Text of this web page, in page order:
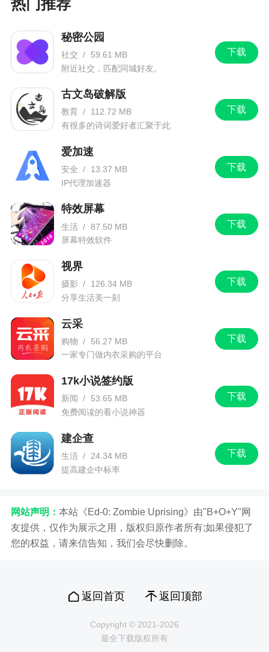
热门推荐
下载
秘密公园
社交 /
59.61 MB
附近社交，匹配同城好友。
下载
古文岛破解版
教育 /
112.72 MB
有很多的诗词爱好者汇聚于此
下载
爱加速
安全 /
13.37 MB
IP代理加速器
下载
特效屏幕
生活 / 87.50 MB
屏幕特效软件
下载
视界
摄影 /
126.34 MB
分享生活美一刻
下载
云采
购物 /
56.27 MB
一家专门做内衣采购的平台
下载
17k小说签约版
新闻 /
53.65 MB
免费阅读的看小说神器
下载
建企查
生活 /
24.34 MB
提高建企中标率
网站声明： 本站《Ed-0: Zombie Uprising》由"B+O+Y"网
友提供，仅作为展示之用，版权归原作者所有;如果侵犯了
您的权益，请来信告知，我们会尽快删除。
返回首页 返回顶部
Copyright © 2021-2026
最全下载版权所有